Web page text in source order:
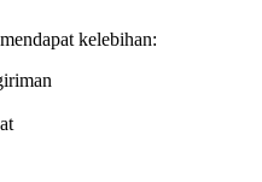
kelebihan: